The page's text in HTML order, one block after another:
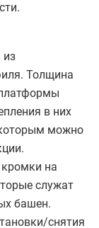
из
Толщина
в них
можно
на
служат
башен.
снятия